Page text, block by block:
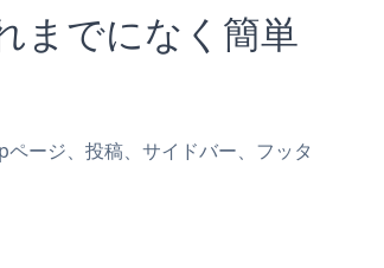
でになく簡単
ージ、投稿、サイドバー、フッタ